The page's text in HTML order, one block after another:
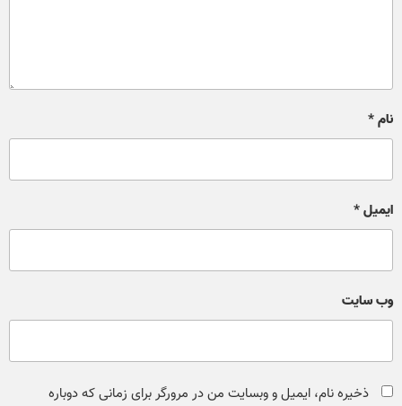
نام*
ایمیل*
وب‌ سایت
ذخیره نام، ایمیل و وبسایت من در مرورگر برای زمانی که دوباره